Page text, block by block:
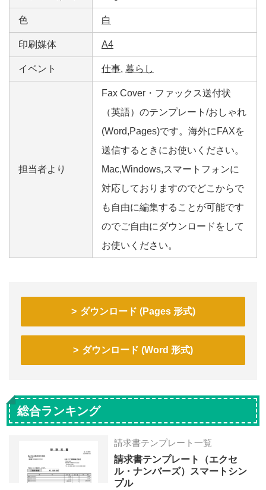
色 白
印刷媒体 A4
イベント 仕事, 暮らし
担当者より
Fax Cover・ファックス送付状
（英語）のテンプレート/おしゃれ
(Word,Pages)です。海外にFAXを
送信するときにお使いください。
Mac,Windows,スマートフォンに
対応しておりますのでどこからで
も自由に編集することが可能です
のでご自由にダウンロードをして
お使いください。
ダウンロード (Pages 形式)
ダウンロード (Word 形式)
総合ランキング
請求書テンプレート一覧
請求書テンプレート（エクセ
ル・ナンバーズ）スマートシン
プル